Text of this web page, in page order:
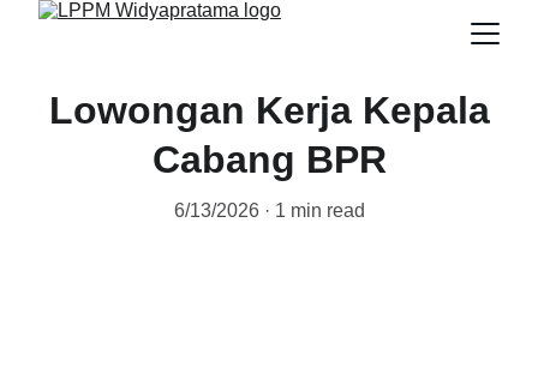
Lowongan Kerja Kepala
Cabang BPR
6/13/2026 1 min read